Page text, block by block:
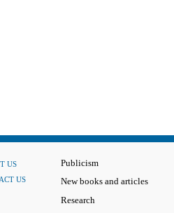
US
US
Publicism
New books and articles
Research